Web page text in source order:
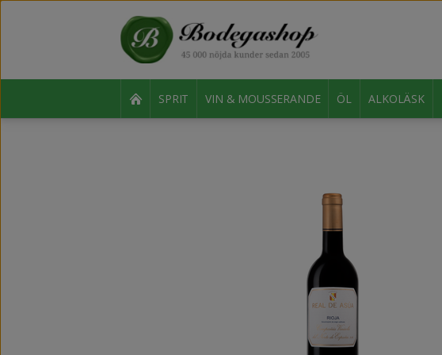
SPRIT VIN & MOUSSERANDE ÖL ALKOLÄSK